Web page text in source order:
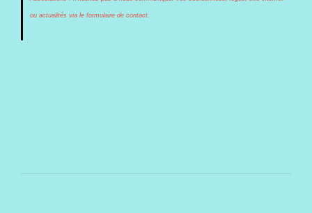
ou actualités via le formulaire de contact.